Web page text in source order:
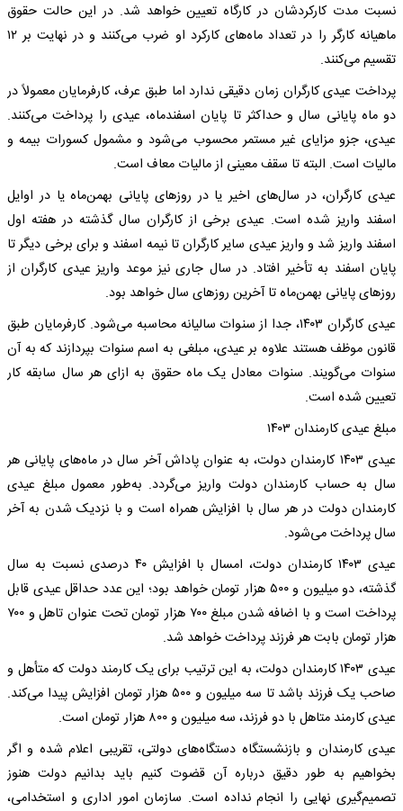
نسبت مدت کارکردشان در کارگاه تعیین خواهد شد. در این حالت حقوق
ماهیانه کارگر را در تعداد ماه‌های کارکرد او ضرب می‌کنند و در نهایت بر ۱۲
تقسیم می‌کنند.
پرداخت عیدی کارگران زمان دقیقی ندارد اما طبق عرف، کارفرمایان معمولاً در
دو ماه پایانی سال و حداکثر تا پایان اسفندماه، عیدی را پرداخت می‌کنند.
عیدی، جزو مزایای غیر مستمر محسوب می‌شود و مشمول کسورات بیمه و
مالیات است. البته تا سقف معینی از مالیات معاف است.
عیدی کارگران، در سال‌های اخیر یا در روزهای پایانی بهمن‌ماه یا در اوایل
اسفند واریز شده است. عیدی برخی از کارگران سال گذشته در هفته اول
اسفند واریز شد و واریز عیدی سایر کارگران تا نیمه اسفند و برای برخی دیگر تا
پایان اسفند به تأخیر افتاد. در سال جاری نیز موعد واریز عیدی کارگران از
روزهای پایانی بهمن‌ماه تا آخرین روزهای سال خواهد بود.
عیدی کارگران ۱۴۰۳، جدا از سنوات سالیانه محاسبه می‌شود. کارفرمایان طبق
قانون موظف هستند علاوه بر عیدی، مبلغی به اسم سنوات بپردازند که به آن
سنوات می‌گویند. سنوات معادل یک ماه حقوق به ازای هر سال سابقه کار
تعیین شده است.
مبلغ عیدی کارمندان ۱۴۰۳
عیدی ۱۴۰۳ کارمندان دولت، به عنوان پاداش آخر سال در ماه‌های پایانی هر
سال به حساب کارمندان دولت واریز می‌گردد. به‌طور معمول مبلغ عیدی
کارمندان دولت در هر سال با افزایش همراه است و با نزدیک شدن به آخر
سال پرداخت می‌شود.
عیدی ۱۴۰۳ کارمندان دولت، امسال با افزایش ۴۰ درصدی نسبت به سال
گذشته، دو میلیون و ۵۰۰ هزار تومان خواهد بود؛ این عدد حداقل عیدی قابل
پرداخت است و با اضافه شدن مبلغ ۷۰۰ هزار تومان تحت عنوان تاهل و ۷۰۰
هزار تومان بابت هر فرزند پرداخت خواهد شد.
عیدی ۱۴۰۳ کارمندان دولت، به این ترتیب برای یک کارمند دولت که متأهل و
صاحب یک فرزند باشد تا سه میلیون و ۵۰۰ هزار تومان افزایش پیدا می‌کند.
عیدی کارمند متاهل با دو فرزند، سه میلیون و ۸۰۰ هزار تومان است.
عیدی کارمندان و بازنشستگاه دستگاه‌های دولتی، تقریبی اعلام شده و اگر
بخواهیم به طور دقیق درباره آن قضوت کنیم باید بدانیم دولت هنوز
تصمیم‌گیری نهایی را انجام نداده است. سازمان امور اداری و استخدامی،